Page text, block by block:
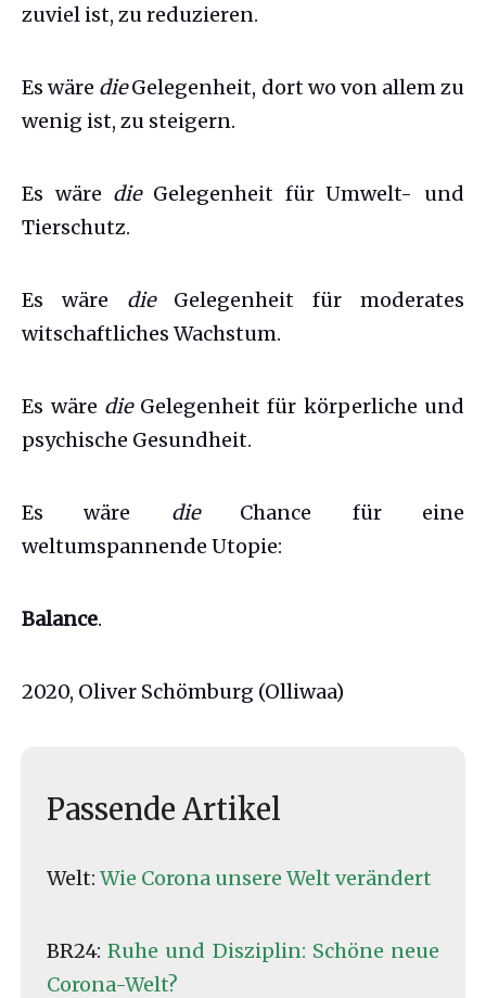
zuviel ist, zu reduzieren.
Es wäre dieGelegenheit, dort wo von allem zu
wenig ist, zu steigern.
Es wäre dieGelegenheit für Umwelt- und
Tierschutz.
Es wäre dieGelegenheit für moderates
witschaftliches Wachstum.
Es wäre dieGelegenheit für körperliche und
psychische Gesundheit.
Es wäre dieChance für eine
weltumspannende Utopie:
Balance.
2020, Oliver Schömburg (Olliwaa)
Passende Artikel
Welt:Wie Corona unsere Welt verändert
BR24:Ruhe und Disziplin: Schöne neue
Corona-Welt?